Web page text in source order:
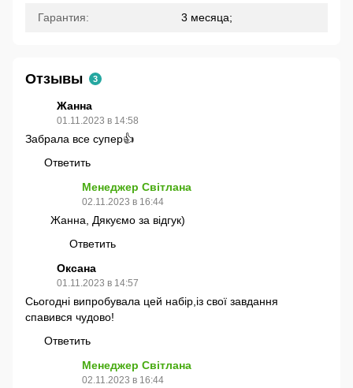
Гарантия: 3 месяца;
Отзывы 3
Жанна
01.11.2023 в 14:58
Забрала все супер👍
Ответить
Менеджер Світлана
02.11.2023 в 16:44
Жанна, Дякуємо за відгук)
Ответить
Оксана
01.11.2023 в 14:57
Сьогодні випробувала цей набір,із свої завдання
спавився чудово!
Ответить
Менеджер Світлана
02.11.2023 в 16:44